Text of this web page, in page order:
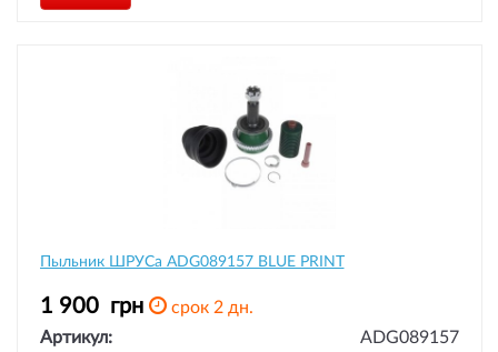
Пыльник ШРУСа ADG089157 BLUE PRINT
1 900 грн
срок 2 дн.
Артикул:
ADG089157